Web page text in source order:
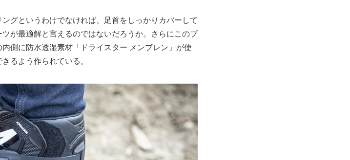
グというわけでなければ、足首をしっかりカバーして
が最適解と言えるのではないだろうか。さらにこのブ
側に防水透湿素材「ドライスター メンブレン」が使
るよう作られている。